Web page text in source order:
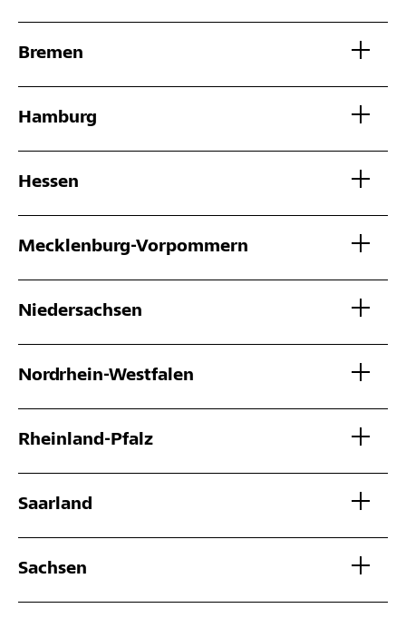
Bremen
Hamburg
Hessen
Mecklenburg-Vorpommern
Niedersachsen
Nordrhein-Westfalen
Rheinland-Pfalz
Saarland
Sachsen